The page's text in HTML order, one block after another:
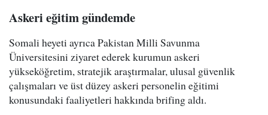
Askeri eğitim gündemde
Somali heyeti ayrıca Pakistan Milli Savunma
Üniversitesini ziyaret ederek kurumun askeri
yükseköğretim, stratejik araştırmalar, ulusal güvenlik
çalışmaları ve üst düzey askeri personelin eğitimi
konusundaki faaliyetleri hakkında brifing aldı.